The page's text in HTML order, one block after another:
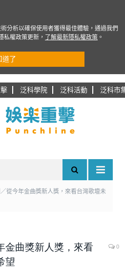
泛科學院 泛科活動 泛科市
從今年金曲獎新人獎，來看台灣歌壇未
金曲獎新人獎，來看
望
0
分析以確保使用者獲得最佳體驗，通過我們
私權政策更新，
了解最新隱私權政策 。
道了